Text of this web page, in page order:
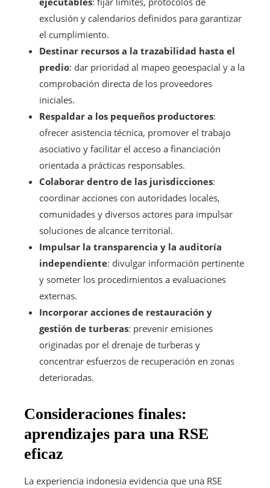
exclusión y calendarios definidos para garantizar
el cumplimiento.
Destinar recursos a la trazabilidad hasta el
predio: dar prioridad al mapeo geoespacial y a la
comprobación directa de los proveedores
iniciales.
Respaldar a los pequeños productores:
ofrecer asistencia técnica, promover el trabajo
asociativo y facilitar el acceso a financiación
orientada a prácticas responsables.
Colaborar dentro de las jurisdicciones:
coordinar acciones con autoridades locales,
comunidades y diversos actores para impulsar
soluciones de alcance territorial.
Impulsar la transparencia y la auditoría
independiente: divulgar información pertinente
y someter los procedimientos a evaluaciones
externas.
Incorporar acciones de restauración y
gestión de turberas: prevenir emisiones
originadas por el drenaje de turberas y
concentrar esfuerzos de recuperación en zonas
deterioradas.
Consideraciones finales:
aprendizajes para una RSE
eficaz
La experiencia indonesia evidencia que una RSE